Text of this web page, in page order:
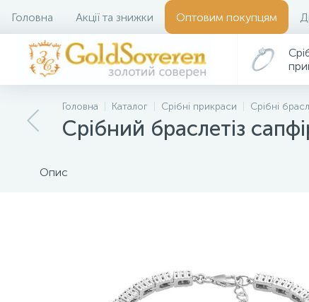
Головна Акції та знижки Оптовим покупцям
Головна Каталог Срібні прикраси Срібні
Срібний браслетіз
Опис